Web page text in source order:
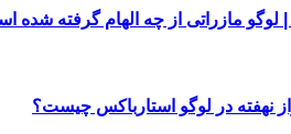
| لوگو مازراتی از چه الهام گرفته شده
نهفته در لوگو استارباکس چیست؟